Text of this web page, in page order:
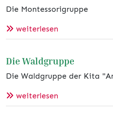
Die Montessorigruppe
weiterlesen
Die Waldgruppe
Die Waldgruppe der Kita
weiterlesen